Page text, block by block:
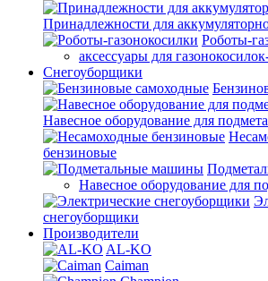
Принадлежности для
Роботы-
аксессуары для
Снегоуборщики
Навесное оборудование для
бензиновые
Навесное оборудование для
снегоуборщики
Производители
AL-KO
Caiman